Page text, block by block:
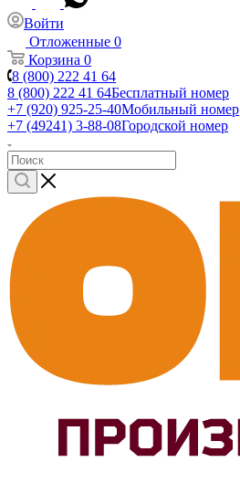
Войти
Отложенные 0
Корзина 0
8 (800) 222 41 64
8 (800) 222 41 64Бесплатный номер
+7 (920) 925-25-40Мобильный номер
+7 (49241) 3-88-08Городской номер